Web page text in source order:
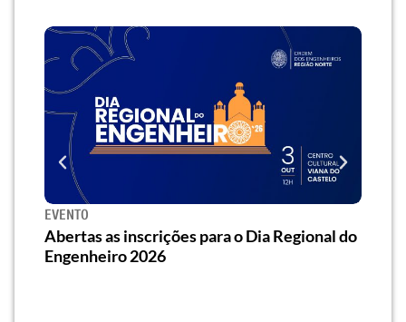
EVENTO
Abertas as inscrições para o Dia Regional do
Engenheiro 2026